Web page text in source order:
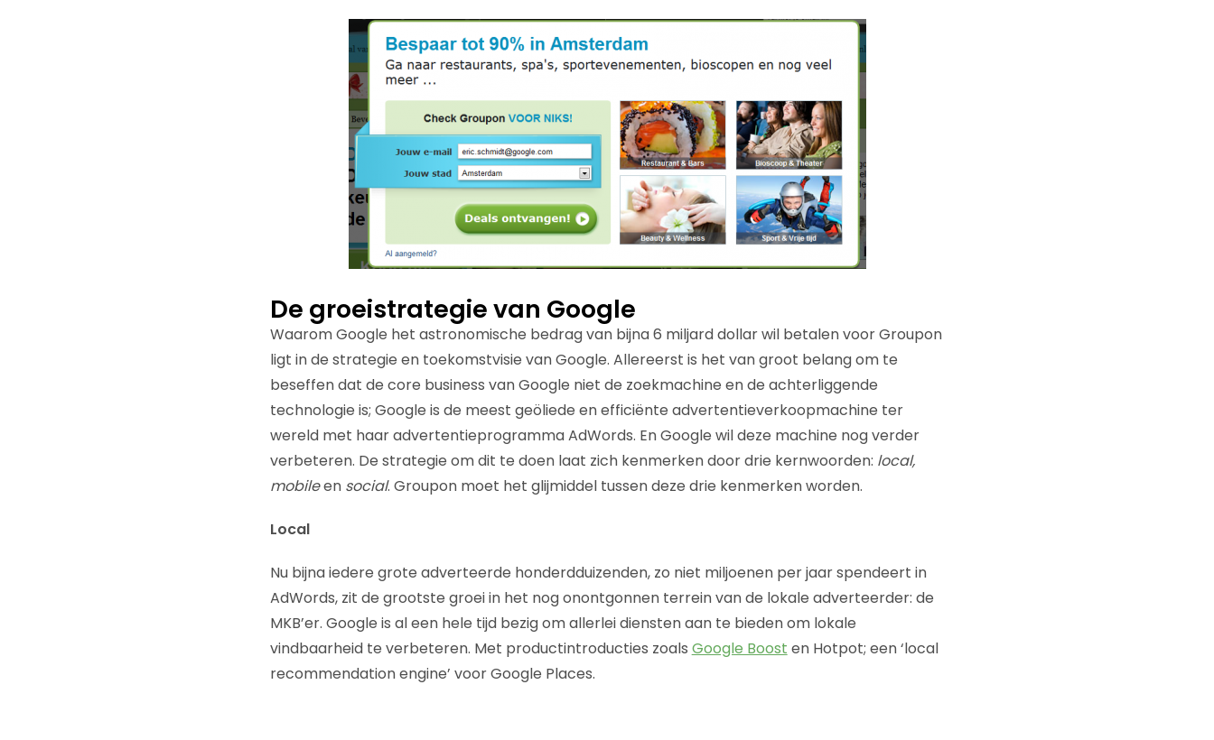
De groeistrategie van Google
Waarom Google het astronomische bedrag van bijna 6 miljard dollar wil betalen voor Groupon
ligt in de strategie en toekomstvisie van Google. Allereerst is het van groot belang om te
beseffen dat de core business van Google niet de zoekmachine en de achterliggende
technologie is; Google is de meest geöliede en efficiënte advertentieverkoopmachine ter
wereld met haar advertentieprogramma AdWords. En Google wil deze machine nog verder
verbeteren. De strategie om dit te doen laat zich kenmerken door drie kernwoorden: local,
mobileen social. Groupon moet het glijmiddel tussen deze drie kenmerken worden.
Local
Nu bijna iedere grote adverteerde honderdduizenden, zo niet miljoenen per jaar spendeert in
AdWords, zit de grootste groei in het nog onontgonnen terrein van de lokale adverteerder: de
MKB’er. Google is al een hele tijd bezig om allerlei diensten aan te bieden om lokale
vindbaarheid te verbeteren. Met productintroducties zoals Google Boost en Hotpot; een ‘local
recommendation engine’ voor Google Places.